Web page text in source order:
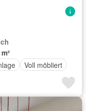
Voll möbliert